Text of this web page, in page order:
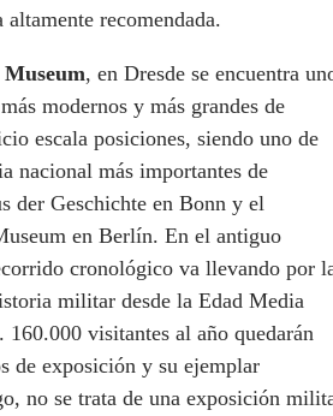
recomendada.
, en Dresde se encuentra
modernos y más grandes de
escala posiciones, siendo uno de
nacional más importantes de
der Geschichte en Bonn y el
en Berlín. En el antiguo
cronológico va llevando por
militar desde la Edad Media
160.000 visitantes al año quedarán
de exposición y su ejemplar
no se trata de una exposición